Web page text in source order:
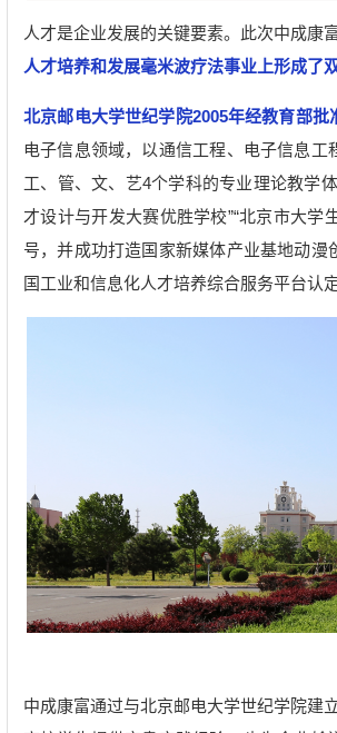
人才是企业发展的关键要素。此次中成康
人才培养和发展毫米波疗法事业上形成了
北京邮电大学世纪学院2005年经教育部
电子信息领域，以通信工程、电子信息
工、管、文、艺4个学科的专业理论教学
才设计与开发大赛优胜学校”“北京市大学
号，并成功打造国家新媒体产业基地动
国工业和信息化人才培养综合服务平台认
中成康富通过与北京邮电大学世纪学院建